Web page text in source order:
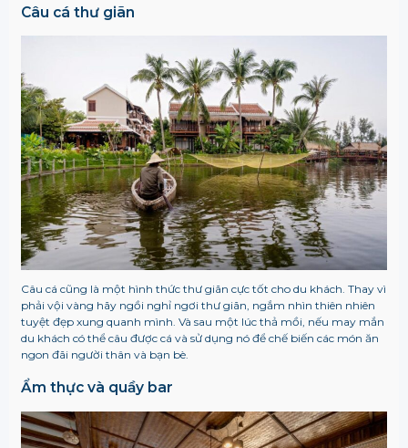
Câu cá thư giãn
Câu cá cũng là một hình thức thư giãn cực tốt cho du khách. Thay vì
phải vội vàng hãy ngồi nghỉ ngơi thư giãn, ngắm nhìn thiên nhiên
tuyệt đẹp xung quanh mình. Và sau một lúc thả mồi, nếu may mắn
du khách có thể câu được cá và sử dụng nó để chế biến các món ăn
ngon đãi người thân và bạn bè.
Ẩm thực và quầy bar